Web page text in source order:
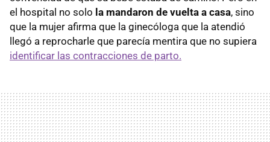
el hospital no solo la mandaron de vuelta a casa, sino
que la mujer afirma que la ginecóloga que la atendió
llegó a reprocharle que parecía mentira que no supiera
identificar las contracciones de parto.